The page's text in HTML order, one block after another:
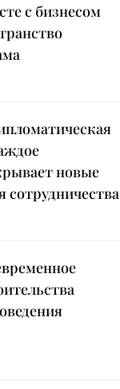
с бизнесом
новые
сотрудничества